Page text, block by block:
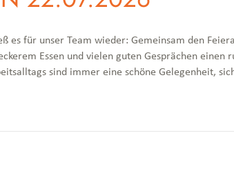
es für unser Team wieder: Gemeinsam den
Essen und vielen guten Gesprächen einen
sind immer eine schöne Gelegenheit,